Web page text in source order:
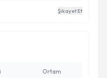
Şikayet Et
Ortam